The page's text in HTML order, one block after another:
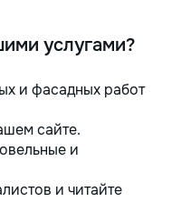
услугами?
и фасадных работ
сайте.
и
и читайте